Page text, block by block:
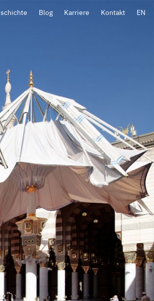
Blog Karriere Kontakt EN